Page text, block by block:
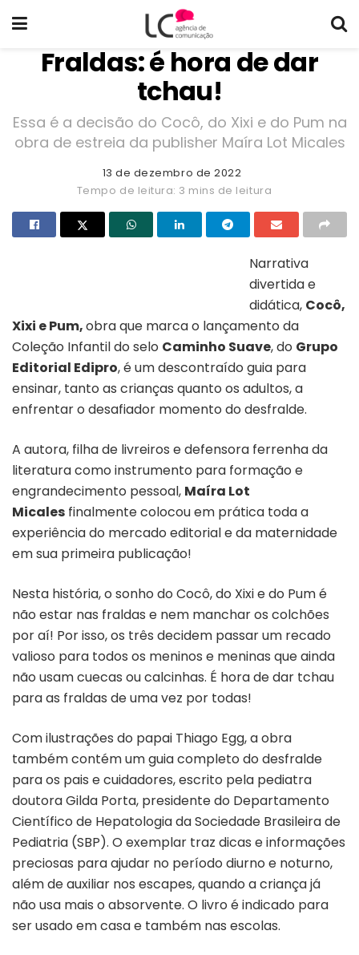
Fraldas: é hora de dar
tchau!
Essa é a decisão do Cocô, do Xixi e do Pum na
obra de estreia da publisher Maíra Lot Micales
13 de dezembro de 2022
Tempo de leitura: 3 mins de leitura
Narrativa
divertida e
didática, Cocô,
Xixi e Pum,obra que marca o lançamento da
Coleção Infantil do selo Caminho Suave, do Grupo
Editorial Edipro, é um descontraído guia para
ensinar, tanto as crianças quanto os adultos, a
enfrentar o desafiador momento do desfralde.
A autora, filha de livreiros e defensora ferrenha da
literatura como instrumento para formação e
engrandecimento pessoal, Maíra Lot
Micales finalmente colocou em prática toda a
experiência do mercado editorial e da maternidade
em sua primeira publicação!
Nesta história, o sonho do Cocô, do Xixi e do Pum é
não estar nas fraldas e nem manchar os colchões
por aí! Por isso, os três decidem passar um recado
valioso para todos os meninos e meninas que ainda
não usam cuecas ou calcinhas. É hora de dar tchau
para as fraldas de uma vez por todas!
Com ilustrações do papai Thiago Egg, a obra
também contém um guia completo do desfralde
para os pais e cuidadores, escrito pela pediatra
doutora Gilda Porta, presidente do Departamento
Científico de Hepatologia da Sociedade Brasileira de
Pediatria (SBP). O exemplar traz dicas e informações
preciosas para ajudar no período diurno e noturno,
além de auxiliar nos escapes, quando a criança já
não usa mais o absorvente. O livro é indicado para
ser usado em casa e também nas escolas.